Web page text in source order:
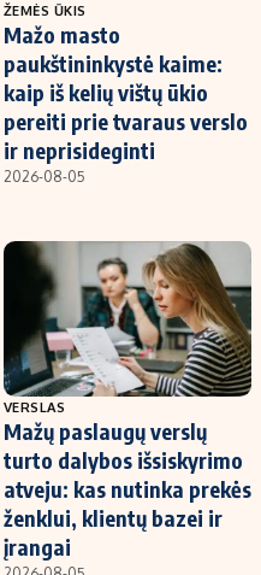
ŽEMĖS ŪKIS
Mažo masto
paukštininkystė kaime:
kaip iš kelių vištų ūkio
pereiti prie tvaraus verslo
ir neprisideginti
2026-08-05
VERSLAS
Mažų paslaugų verslų
turto dalybos išsiskyrimo
atveju: kas nutinka prekės
ženklui, klientų bazei ir
įrangai